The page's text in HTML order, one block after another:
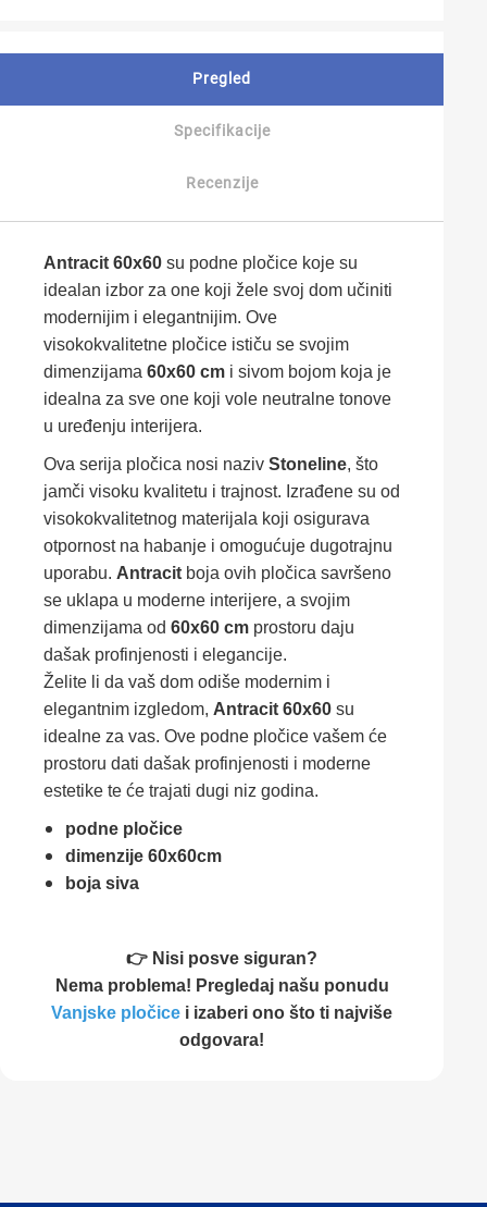
Pregled
Specifikacije
Recenzije
Antracit 60x60 su podne pločice koje su
idealan izbor za one koji žele svoj dom učiniti
modernijim i elegantnijim. Ove
visokokvalitetne pločice ističu se svojim
dimenzijama 60x60 cm i sivom bojom koja je
idealna za sve one koji vole neutralne tonove
u uređenju interijera.
Ova serija pločica nosi naziv Stoneline, što
jamči visoku kvalitetu i trajnost. Izrađene su od
visokokvalitetnog materijala koji osigurava
otpornost na habanje i omogućuje dugotrajnu
uporabu. Antracit boja ovih pločica savršeno
se uklapa u moderne interijere, a svojim
dimenzijama od 60x60 cm prostoru daju
dašak profinjenosti i elegancije.
Želite li da vaš dom odiše modernim i
elegantnim izgledom, Antracit 60x60 su
idealne za vas. Ove podne pločice vašem će
prostoru dati dašak profinjenosti i moderne
estetike te će trajati dugi niz godina.
podne pločice
dimenzije 60x60cm
boja siva
👉 Nisi posve siguran?
Nema problema! Pregledaj našu ponudu
Vanjske pločice i izaberi ono što ti najviše
odgovara!